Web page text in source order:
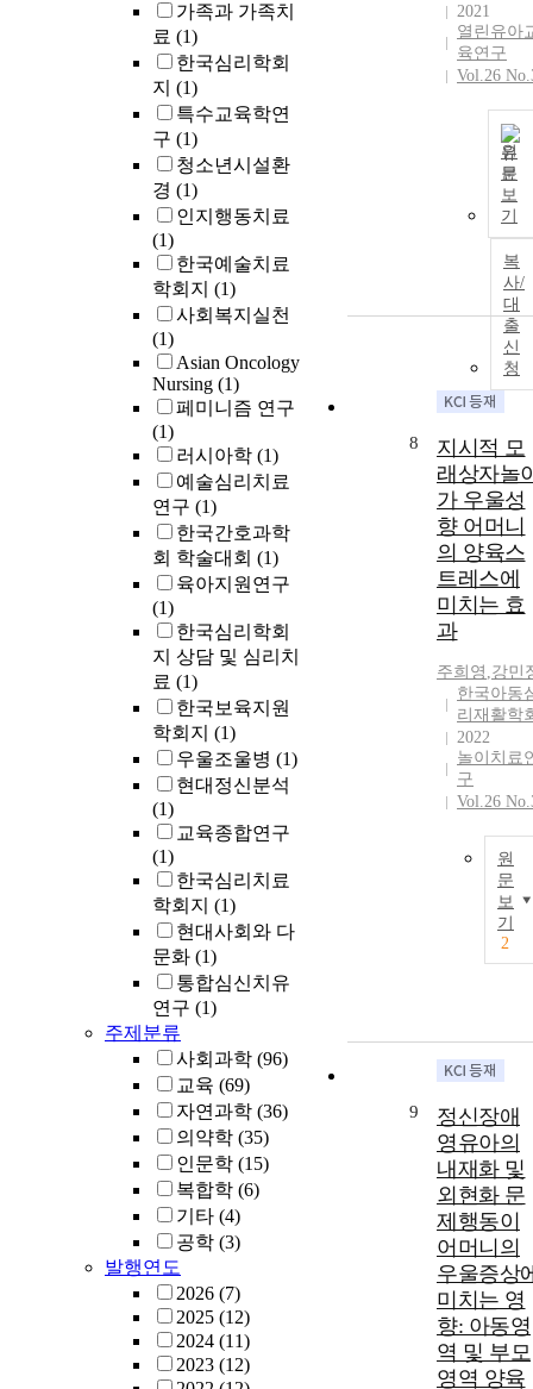
가족과 가족치
료 (1)
한국심리학회
지 (1)
특수교육학연
구 (1)
청소년시설환
경 (1)
인지행동치료
(1)
한국예술치료
학회지 (1)
사회복지실천
(1)
Asian Oncology
Nursing (1)
페미니즘 연구
(1)
러시아학 (1)
예술심리치료
연구 (1)
한국간호과학
회 학술대회 (1)
육아지원연구
(1)
한국심리학회
지 상담 및 심리치
료 (1)
한국보육지원
학회지 (1)
우울조울병 (1)
현대정신분석
(1)
교육종합연구
(1)
한국심리치료
학회지 (1)
현대사회와 다
문화 (1)
통합심신치유
연구 (1)
주제분류
사회과학 (96)
교육 (69)
자연과학 (36)
의약학 (35)
인문학 (15)
복합학 (6)
기타 (4)
공학 (3)
발행연도
2026 (7)
2025 (12)
2024 (11)
2023 (12)
2021
열린유아
육연구
Vol.26
원
문
보
기
복
사/
대
출
신
청
8
지시적 모
래상자놀
가 우울성
향 어머니
의 양육스
트레스에
미치는 효
과
주희영 ,강민
한국아동
리재활학
2022
놀이치료
구
Vol.26
원
문
보
기
2
9
정신장애
영유아의
내재화 및
외현화 문
제행동이
어머니의
우울증상
미치는 영
향: 아동영
역 및 부모
영역 양육